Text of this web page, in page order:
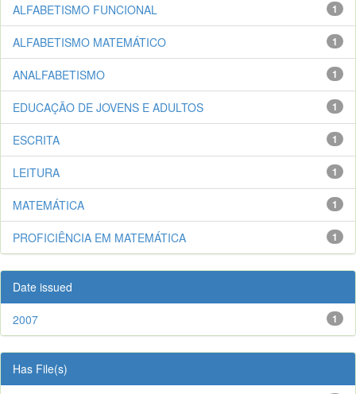
1
ALFABETISMO FUNCIONAL
1
ALFABETISMO MATEMÁTICO
1
ANALFABETISMO
1
EDUCAÇÃO DE JOVENS E ADULTOS
1
ESCRITA
1
LEITURA
1
MATEMÁTICA
1
PROFICIÊNCIA EM MATEMÁTICA
Date issued
1
2007
Has File(s)